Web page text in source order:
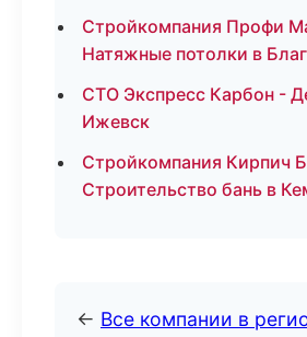
Стройкомпания Профи
Натяжные потолки в
СТО Экспресс Карбон -
Ижевск
Стройкомпания Кирпич
Строительство бань в
← Все компании в